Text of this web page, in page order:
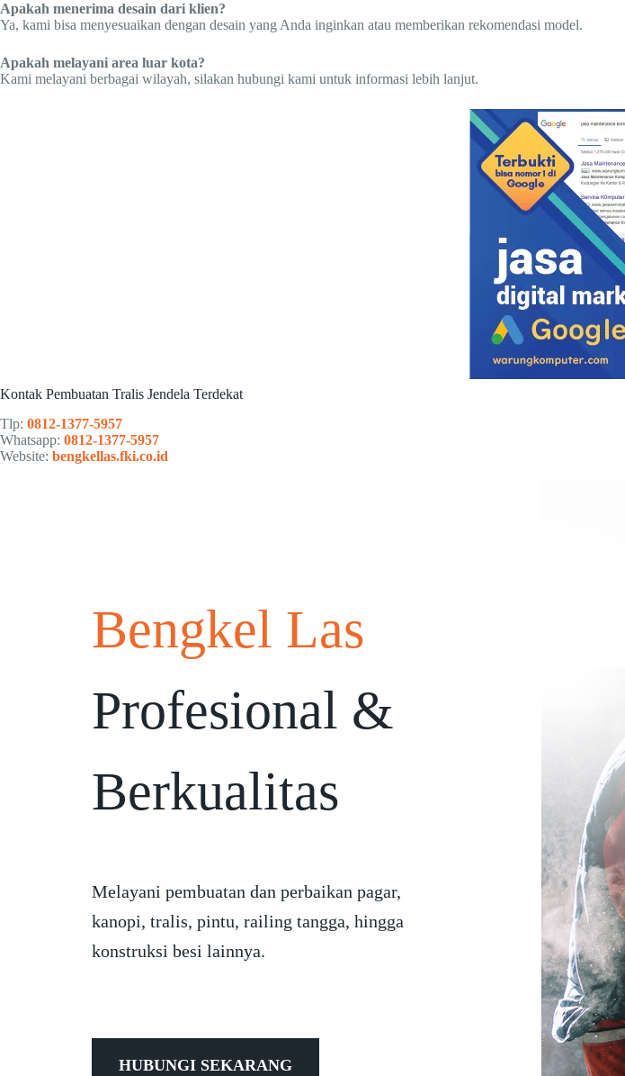
Apakah menerima desain dari klien?
Ya, kami bisa menyesuaikan dengan desain yang Anda inginkan atau memberikan rekomendasi model.
Apakah melayani area luar kota?
Kami melayani berbagai wilayah, silakan hubungi kami untuk informasi lebih lanjut.
Kontak Pembuatan Tralis Jendela Terdekat
Tlp: 0812-1377-5957
Whatsapp: 0812-1377-5957
Website: bengkellas.fki.co.id
Bengkel Las
Profesional &
Berkualitas
Melayani pembuatan dan perbaikan pagar,
kanopi, tralis, pintu, railing tangga, hingga
konstruksi besi lainnya.
HUBUNGI SEKARANG